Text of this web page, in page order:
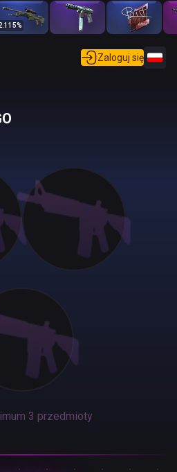
%
Zaloguj się
3 przedmioty